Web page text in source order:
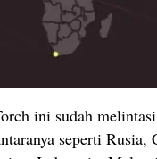
ini sudah
seperti